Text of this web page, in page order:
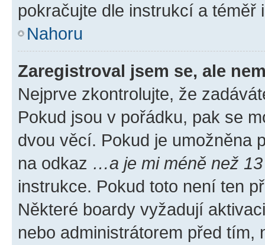
pokračujte dle instrukcí a téměř
Nahoru
Zaregistroval jsem se, ale
Nejprve zkontrolujte, že
Pokud jsou v pořádku, pak se
dvou věcí. Pokud je umožněna
na odkaz …a je mi méně než
instrukce. Pokud toto není ten
Některé boardy vyžadují
nebo administrátorem před tím,